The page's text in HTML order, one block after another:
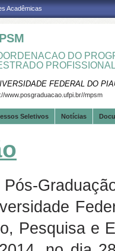
Acadêmicas
DO
FEDERAL DO
www.posgraduacao.ufpi.br//mpsm
Seletivos Notícias
Pesquisa e